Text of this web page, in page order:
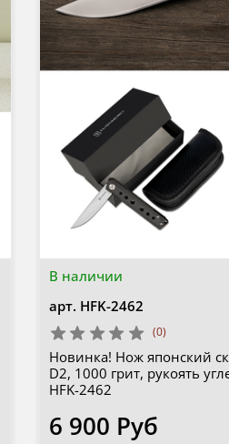
В наличии
арт. HFK-2462
(0)
Новинка! Нож японский
D2, 1000 грит, рукоять
HFK-2462
6 900 Руб